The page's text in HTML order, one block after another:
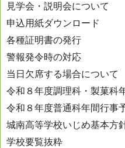
見学会・説明会について
申込用紙ダウンロード
各種証明書の発行
警報発令時の対応
当日欠席する場合について
令和８年度調理科・製菓科
令和８年度普通科年間行事
城南高等学校いじめ基本方
学校要覧抜粋